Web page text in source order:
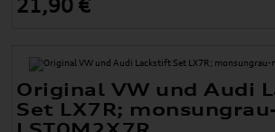
21,90 €
Original VW und Audi
Set LX7R;